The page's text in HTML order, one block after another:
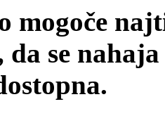
mogoče
da se